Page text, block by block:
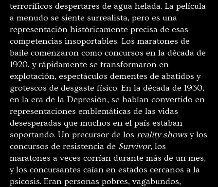
terroríficos despertares de agua helada. La película
a menudo se siente surrealista, pero es una
representación históricamente precisa de esas
competencias insoportables. Los maratones de
baile comenzaron como concursos en la década de
1920, y rápidamente se transformaron en
explotación, espectáculos dementes de abatidos y
grotescos de desgaste físico. En la década de 1930,
en la era de la Depresión, se habían convertido en
representaciones emblemáticas de las vidas
desesperadas que muchos en el país estaban
soportando. Un precursor de los reality showsy los
concursos de resistencia de Survivor, los
maratones a veces corrían durante más de un mes,
y los concursantes caían en estados cercanos a la
psicosis. Eran personas pobres, vagabundos,